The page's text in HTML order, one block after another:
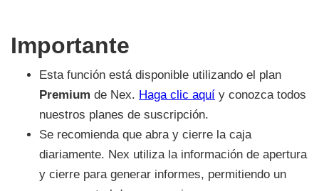
Importante
Esta función está disponible utilizando el plan
Premium de Nex. Haga clic aquí y conozca todos
nuestros planes de suscripción.
Se recomienda que abra y cierre la caja
diariamente. Nex utiliza la información de apertura
y cierre para generar informes, permitiendo un